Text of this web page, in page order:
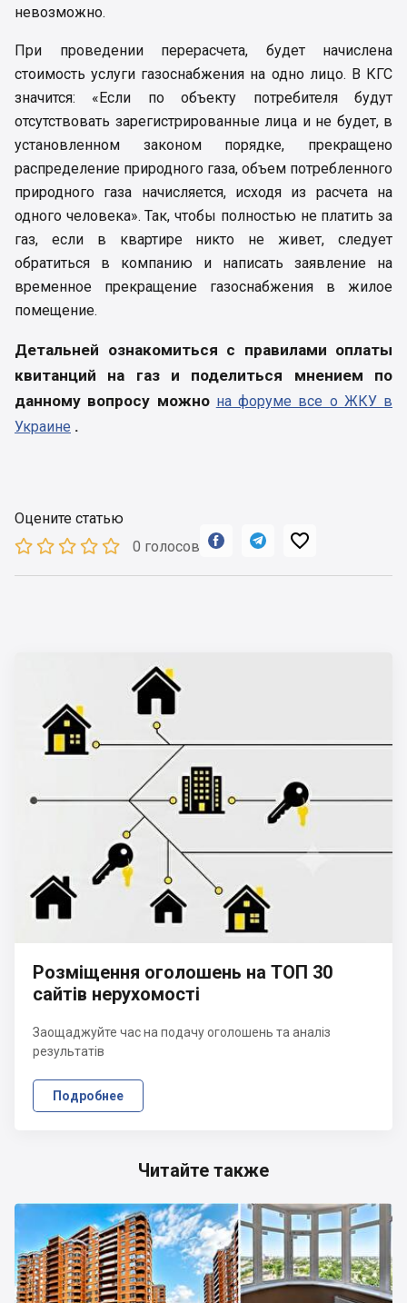
невозможно.
При проведении перерасчета, будет начислена
стоимость услуги газоснабжения на одно лицо. В КГС
значится: «Если по объекту потребителя будут
отсутствовать зарегистрированные лица и не будет, в
установленном законом порядке, прекращено
распределение природного газа, объем потребленного
природного газа начисляется, исходя из расчета на
одного человека». Так, чтобы полностью не платить за
газ, если в квартире никто не живет, следует
обратиться в компанию и написать заявление на
временное прекращение газоснабжения в жилое
помещение.
Детальней ознакомиться с правилами оплаты
квитанций на газ и поделиться мнением по
данному вопросу можно на форуме все о ЖКУ в
Украине .
Оцените статью
0 голосов
  
Читайте также
Розміщення оголошень на ТОП 30
сайтів нерухомості
Заощаджуйте час на подачу оголошень та аналіз
результатів
Подробнее